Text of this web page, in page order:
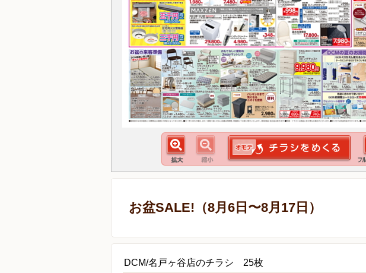
お盆SALE!（8月6日〜8月17日）
DCM/名戸ヶ谷店のチラシ 25枚